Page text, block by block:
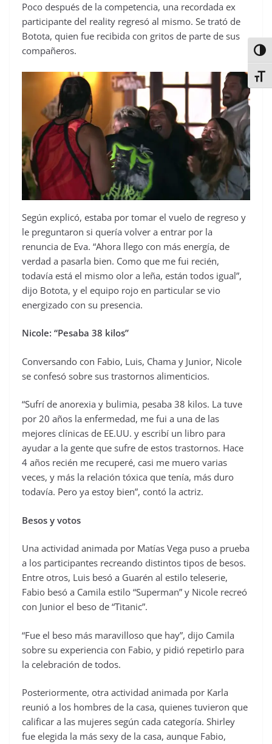
Poco después de la competencia, una recordada ex
participante del reality regresó al mismo. Se trató de
Botota, quien fue recibida con gritos de parte de sus
compañeros.
Según explicó, estaba por tomar el vuelo de regreso y
le preguntaron si quería volver a entrar por la
renuncia de Eva. “Ahora llego con más energía, de
verdad a pasarla bien. Como que me fui recién,
todavía está el mismo olor a leña, están todos igual”,
dijo Botota, y el equipo rojo en particular se vio
energizado con su presencia.
Nicole: “Pesaba 38 kilos”
Conversando con Fabio, Luis, Chama y Junior, Nicole
se confesó sobre sus trastornos alimenticios.
“Sufrí de anorexia y bulimia, pesaba 38 kilos. La tuve
por 20 años la enfermedad, me fui a una de las
mejores clínicas de EE.UU. y escribí un libro para
ayudar a la gente que sufre de estos trastornos. Hace
4 años recién me recuperé, casi me muero varias
veces, y más la relación tóxica que tenía, más duro
todavía. Pero ya estoy bien”, contó la actriz.
Besos y votos
Una actividad animada por Matías Vega puso a prueba
a los participantes recreando distintos tipos de besos.
Entre otros, Luis besó a Guarén al estilo teleserie,
Fabio besó a Camila estilo “Superman” y Nicole recreó
con Junior el beso de “Titanic”.
“Fue el beso más maravilloso que hay”, dijo Camila
sobre su experiencia con Fabio, y pidió repetirlo para
la celebración de todos.
Posteriormente, otra actividad animada por Karla
reunió a los hombres de la casa, quienes tuvieron que
calificar a las mujeres según cada categoría. Shirley
fue elegida la más sexy de la casa, aunque Fabio,